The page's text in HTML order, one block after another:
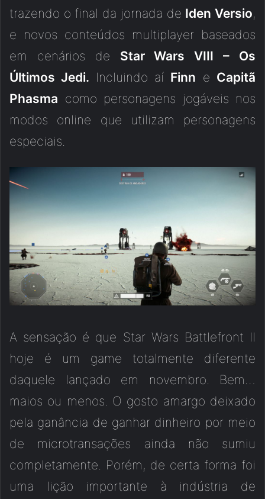
trazendo o final da jornada de Iden Versio,
e novos conteúdos multiplayer baseados
em cenários de Star Wars VIII – Os
Últimos Jedi. Incluindo aí Finn e Capitã
Phasma como personagens jogáveis nos
modos online que utilizam personagens
especiais.
A sensação é que Star Wars Battlefront II
hoje é um game totalmente diferente
daquele lançado em novembro. Bem…
maios ou menos. O gosto amargo deixado
pela ganância de ganhar dinheiro por meio
de microtransações ainda não sumiu
completamente. Porém, de certa forma foi
uma lição importante à indústria de